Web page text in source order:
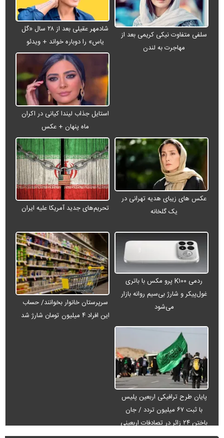
سلفی متفاوت نیکی کریمی بعد از
مهاجرت به لندن
شادمهر عقیلی بعد از ۲۸ سال «گل
یاس» را دوباره خواند + ویدئو
استایل جذاب لیندا کیانی در اکران
ماه پنهان + عکس
عکس های زیبای هدیه تهرانی در
یک گلخانه
تحریم‌های جدید آمریکا علیه ایران
ردمی K۱۰۰ پرو مکس با باتری
غول‌پیکر و شارژ بی‌سیم روانه بازار
می‌شود
سرپرستان خانوار بخوانند/ حساب
این افراد ۴ میلیون تومان شارژ شد
پایان طرح ترافیکی اربعین پلیس
با ثبت ۶۷ میلیون تردد / جان
باختن ۲۴ زائر در تصادفات اربعینی